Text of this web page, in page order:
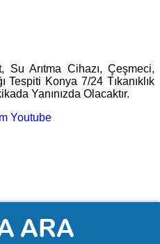
Su Arıtma Cihazı, Çeşmeci,
Tespiti Konya 7/24 Tıkanıklık
Yanınızda Olacaktır.
Youtube